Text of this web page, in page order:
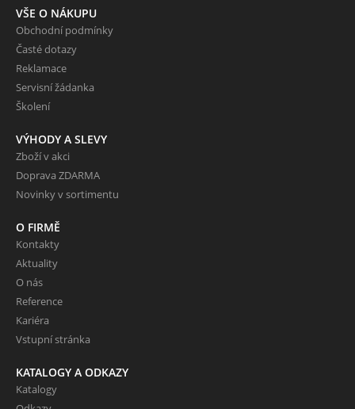
VŠE O NÁKUPU
Obchodní podmínky
Časté dotazy
Reklamace
Servisní žádanka
Školení
VÝHODY A SLEVY
Zboží v akci
Doprava ZDARMA
Novinky v sortimentu
O FIRMĚ
Kontakty
Aktuality
O nás
Reference
Kariéra
Vstupní stránka
KATALOGY A ODKAZY
Katalogy